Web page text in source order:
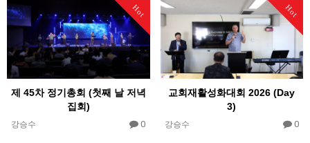
Hot
제 45차 정기총회 (첫째 날 저녁
집회)
강승수 0
Hot
교회재활성화대회 2026 (Day
3)
강승수 0